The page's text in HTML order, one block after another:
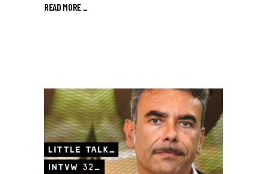
READ MORE _